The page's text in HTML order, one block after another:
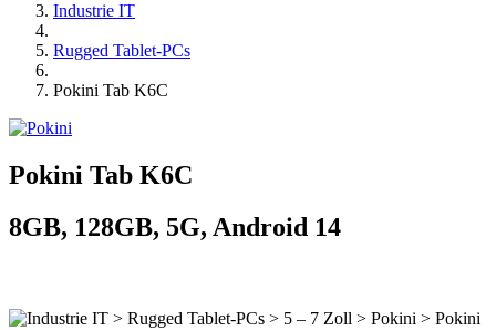
Industrie IT
Rugged Tablet-PCs
Pokini Tab K6C
Pokini Tab K6C
8GB, 128GB, 5G, Android 14